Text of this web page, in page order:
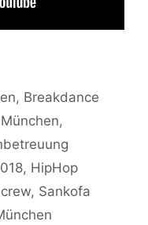
, Breakdance
,
, HipHop
, Sankofa